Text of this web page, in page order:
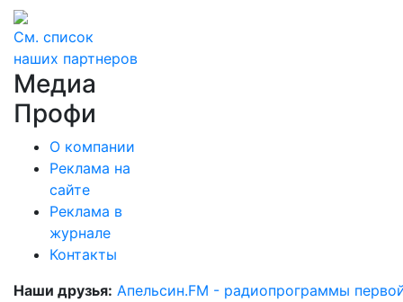
См. список
наших партнеров
Медиа
Профи
О компании
Реклама на
сайте
Реклама в
журнале
Контакты
Наши друзья: Апельсин.FM - радиопрограммы